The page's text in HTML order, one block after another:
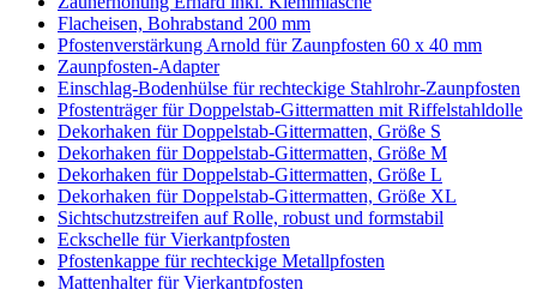
Flacheisen, Bohrabstand 200 mm
Pfostenverstärkung Arnold für Zaunpfosten 60 x 40 mm
Zaunpfosten-Adapter
Einschlag-Bodenhülse für rechteckige Stahlrohr-Zaunpfosten
Pfostenträger für Doppelstab-Gittermatten mit Riffelstahldolle
Dekorhaken für Doppelstab-Gittermatten, Größe S
Dekorhaken für Doppelstab-Gittermatten, Größe M
Dekorhaken für Doppelstab-Gittermatten, Größe L
Dekorhaken für Doppelstab-Gittermatten, Größe XL
Sichtschutzstreifen auf Rolle, robust und formstabil
Eckschelle für Vierkantpfosten
Pfostenkappe für rechteckige Metallpfosten
Mattenhalter für Vierkantpfosten